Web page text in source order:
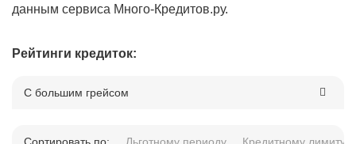
данным сервиса Много-Кредитов.ру.
Рейтинги кредиток:
С большим грейсом